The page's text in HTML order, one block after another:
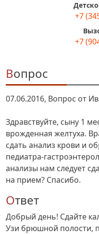
+7
+7
Вопрос
07.06.2016, Вопрос от
Здравствуйте, сыну 1
врожденная желтуха.
сдать анализ крови и
педиатра-
анализы нам следует
на прием? Спасибо.
Ответ
Добрый день! Сдайте
Узи брюшной полости,